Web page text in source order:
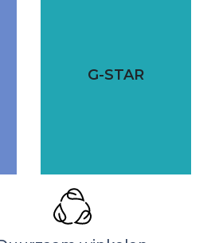
G-STAR